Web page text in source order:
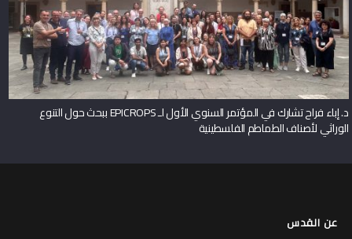
د. إباء فراح تشارك في المؤتمر السنوي الأول لـ EPICROPS ببحث حول التنوع
الوراثي لأصناف الطماطم الفلسطينية
عن القدس